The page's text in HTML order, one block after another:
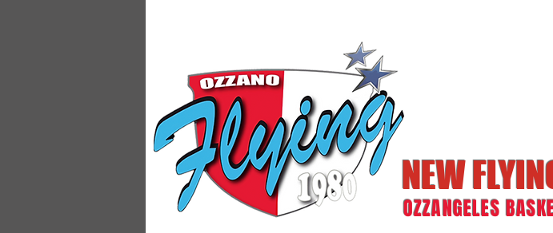
NEW
OZZANGELES